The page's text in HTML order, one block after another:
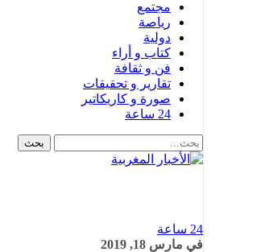
مجتمع
رياصة
دولية
كتاب و أراء
فن و ثقافة
تقارير و تحقيقات
صورة و كاريكاتير
24 ساعة
24 ساعة
في مارس 18, 2019